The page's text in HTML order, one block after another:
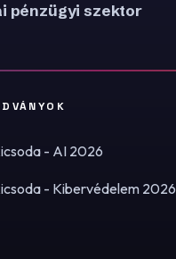
pénzügyi szektor
- AI 2026
- Kibervédelem 2026